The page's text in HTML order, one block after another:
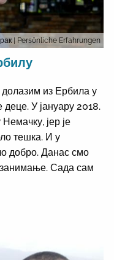
| Persönliche Erfahrungen
из Ербила у
У јануару 2018.
јер је
тешка. И у
добро. Данас смо
Сада сам